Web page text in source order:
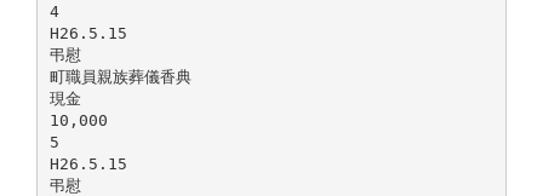
4
H26.5.15
弔慰
町職員親族葬儀香典
現金
10,000
5
H26.5.15
弔慰